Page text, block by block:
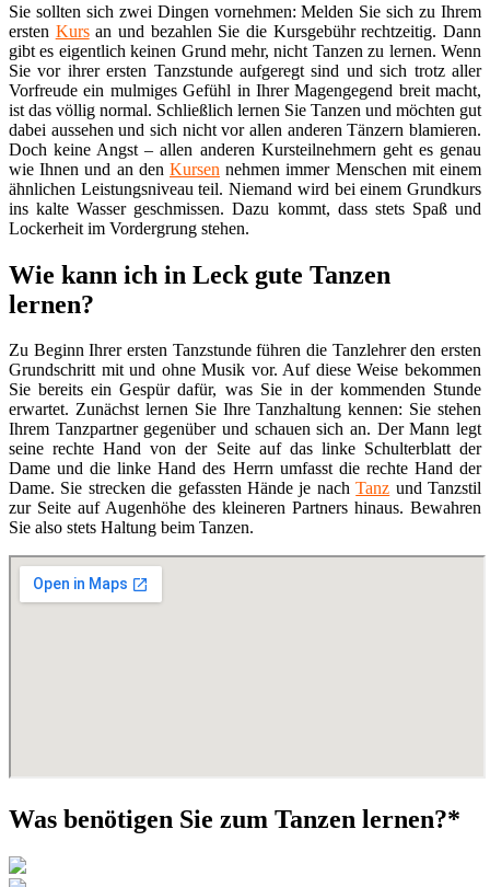
Sie sollten sich zwei Dingen vornehmen: Melden Sie sich zu Ihrem
ersten Kursan und bezahlen Sie die Kursgebühr rechtzeitig. Dann
gibt es eigentlich keinen Grund mehr, nicht Tanzen zu lernen. Wenn
Sie vor ihrer ersten Tanzstunde aufgeregt sind und sich trotz aller
Vorfreude ein mulmiges Gefühl in Ihrer Magengegend breit macht,
ist das völlig normal. Schließlich lernen Sie Tanzen und möchten gut
dabei aussehen und sich nicht vor allen anderen Tänzern blamieren.
Doch keine Angst – allen anderen Kursteilnehmern geht es genau
wie Ihnen und an den Kursen nehmen immer Menschen mit einem
ähnlichen Leistungsniveau teil. Niemand wird bei einem Grundkurs
ins kalte Wasser geschmissen. Dazu kommt, dass stets Spaß und
Lockerheit im Vordergrung stehen.
Wie kann ich in Leck gute Tanzen
lernen?
Zu Beginn Ihrer ersten Tanzstunde führen die Tanzlehrer den ersten
Grundschritt mit und ohne Musik vor. Auf diese Weise bekommen
Sie bereits ein Gespür dafür, was Sie in der kommenden Stunde
erwartet. Zunächst lernen Sie Ihre Tanzhaltung kennen: Sie stehen
Ihrem Tanzpartner gegenüber und schauen sich an. Der Mann legt
seine rechte Hand von der Seite auf das linke Schulterblatt der
Dame und die linke Hand des Herrn umfasst die rechte Hand der
Dame. Sie strecken die gefassten Hände je nachTanz und Tanzstil
zur Seite auf Augenhöhe des kleineren Partners hinaus. Bewahren
Sie also stets Haltung beim Tanzen.
Was benötigen Sie zum Tanzen lernen?*